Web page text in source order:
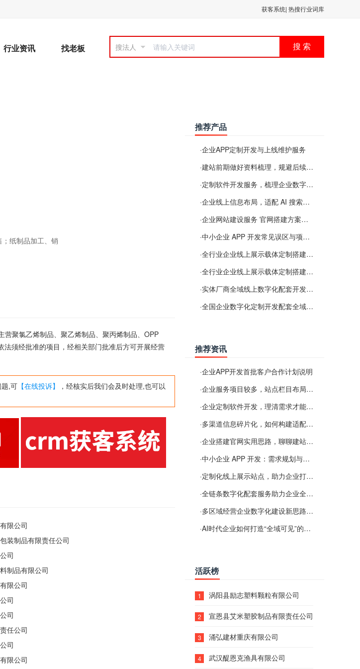
获客系统| 热搜行业词库
行业资讯 找老板 搜法人 搜 索
纸制品加工、销
后方可开展经
聚氯乙烯制品、聚乙烯制品、聚丙烯制品、OPP
须经批准的项目，经相关部门批准后方可开展经营
,可 【在线投诉】
，经核实后我们会及时处理,也可以
限公司
装制品有限责任公司
司
制品有限公司
限公司
司
司
任公司
司
限公司
推荐产品
·企业APP定制开发与上线维护服务
·建站前期做好资料梳理，规避后续各类使用难题
·定制软件开发服务，梳理企业数字化落地常见难点
·企业线上信息布局，适配 AI 搜索需要留意这些要点
·企业网站建设服务 官网搭建方案经验分享
·中小企业 APP 开发常见误区与项目规划实用经验
·全行业企业线上展示载体定制搭建服务
·全行业企业线上展示载体定制搭建服务
·实体厂商全域线上数字化配套开发与地域检索优化服务
·全国企业数字化定制开发配套全域搜索优化服务
推荐资讯
·企业APP开发首批客户合作计划说明
·企业服务项目较多，站点栏目布局规划参考思路
·企业定制软件开发，理清需求才能提升数字化落地效率
·多渠道信息碎片化，如何构建适配 AI 检索的品牌信息源
·企业搭建官网实用思路，聊聊建站容易忽视的问题
·中小企业 APP 开发：需求规划与项目落地避坑经验分享
·定制化线上展示站点，助力企业打通线上经营渠道
·全链条数字化配套服务助力企业全域线上经营
·多区域经营企业数字化建设新思路：多端载体与地域检索一体化落地思路分享
·AI时代企业如何打造“全域可见”的数字资产？梓彤超越给出新解法
活跃榜
1 涡阳县励志塑料颗粒有限公司
2 宣恩县艾米塑胶制品有限责任公司
3 涌弘建材重庆有限公司
4 武汉醍恩克渔具有限公司